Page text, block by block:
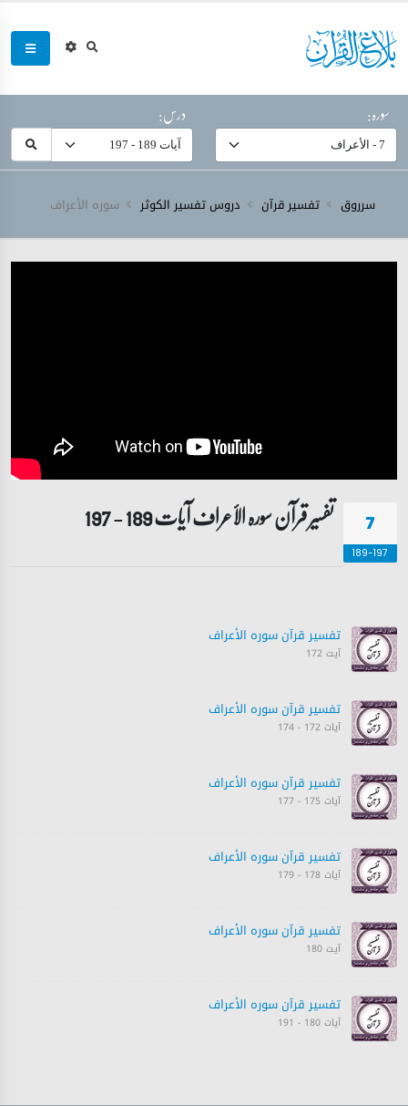
سورہ: درس:
سرروق تفسیر قرآن دروس تفسیر الکوثر سورہ ‎الأعراف‎
7
189-197
تفسیر قرآن سورہ ‎الأعراف‎ آیات 189 - 197
تفسیر قرآن سورہ ‎الأعراف‎
آیت 172
تفسیر قرآن سورہ ‎الأعراف‎
آیات 172 - 174
تفسیر قرآن سورہ ‎الأعراف‎
آیات 175 - 177
تفسیر قرآن سورہ ‎الأعراف‎
آیات 178 - 179
تفسیر قرآن سورہ ‎الأعراف‎
آیت 180
تفسیر قرآن سورہ ‎الأعراف‎
آیات 180 - 191